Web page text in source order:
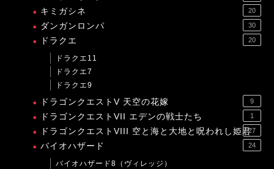
キミガシネ
20
ダンガンロンパ 30
ドラクエ 20
ドラクエ11
ドラクエ7
ドラクエ9
ドラゴンクエストV 天空の花嫁 9
ドラゴンクエストVII エデンの戦士たち 1
ドラゴンクエストVIII 空と海と大地と呪われし姫君27
バイオハザード 24
バイオハザード8（ヴィレッジ）